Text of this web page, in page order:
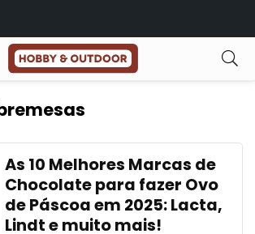
As 10 Melhores Marcas de
Chocolate para fazer Ovo
de Páscoa em 2025: Lacta,
Lindt e muito mais!